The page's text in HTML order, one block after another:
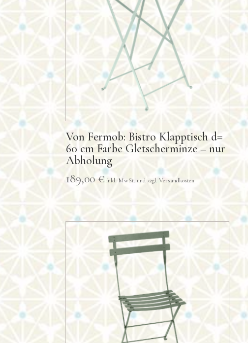
Von Fermob: Bistro Klapptisch d=
60 cm Farbe Gletscherminze – nur
Abholung
189,00€